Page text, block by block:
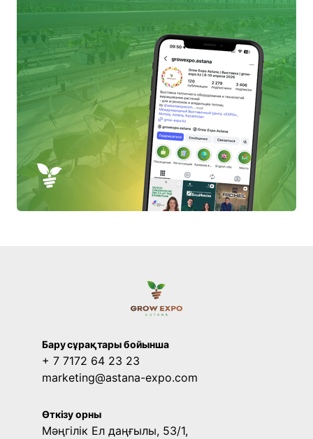
Бару сұрақтары бойынша
+ 7 7172 64 23 23
marketing@astana-expo.com
Өткізу орны
Мәңгілік Ел даңғылы, 53/1,